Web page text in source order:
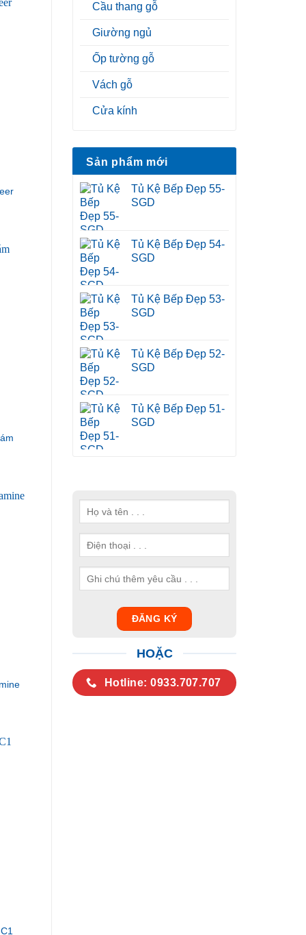
Cầu thang gỗ
Giường ngủ
Ốp tường gỗ
Vách gỗ
Cửa kính
Sản phẩm mới
Tủ Kệ Bếp Đẹp 55-
SGD
Tủ Kệ Bếp Đẹp 54-
SGD
Tủ Kệ Bếp Đẹp 53-
SGD
Tủ Kệ Bếp Đẹp 52-
SGD
Tủ Kệ Bếp Đẹp 51-
SGD
HOẶC
Hotline: 0933.707.707